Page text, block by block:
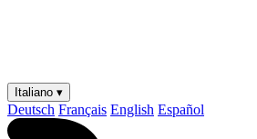
Italiano ▾
Deutsch Français English Español